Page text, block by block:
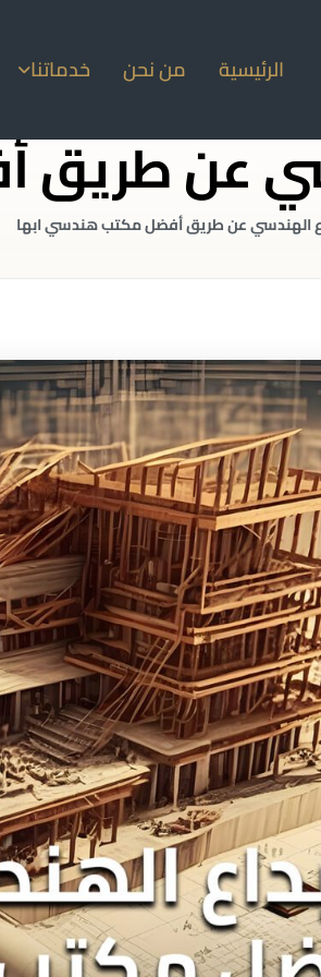
الرئيسية من نحن خدماتنا
عن
الهندسي عن طريق أفضل مكتب هندسي ابها